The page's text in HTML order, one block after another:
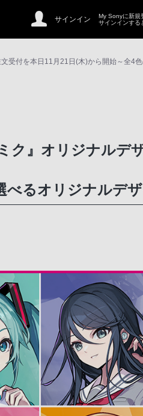
サインイン
My Sonyに新規
サインインする
受付を本日11月21日(木)から開始～全
ク』オリジナルデ
べるオリジナルデ